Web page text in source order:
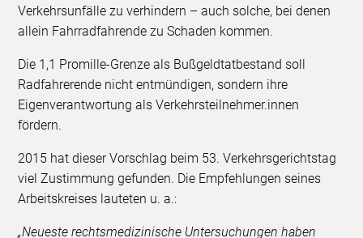
Verkehrsunfälle zu verhindern – auch solche, bei denen
allein Fahrradfahrende zu Schaden kommen.
Die 1,1 Promille-Grenze als Bußgeldtatbestand soll
Radfahrerende nicht entmündigen, sondern ihre
Eigenverantwortung als Verkehrsteilnehmer.innen
fördern.
2015 hat dieser Vorschlag beim 53. Verkehrsgerichtstag
viel Zustimmung gefunden. Die Empfehlungen seines
Arbeitskreises lauteten u. a.:
„Neueste rechtsmedizinische Untersuchungen haben